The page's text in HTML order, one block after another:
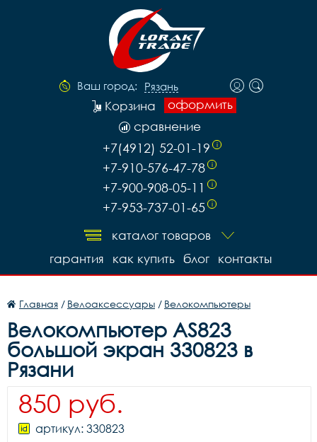
Ваш город: Рязань
оформить
Корзина
сравнение
+7(4912) 52-01-19 i
+7-910-576-47-78 i
+7-900-908-05-11 i
+7-953-737-01-65 i
каталог товаров
контакты
блог
как купить
гарантия
Главная / Велоаксессуары / Велокомпьютеры
Велокомпьютер AS823
большой экран 330823 в
Рязани
850 руб.
артикул: 330823